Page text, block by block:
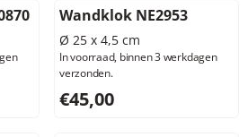
btw: 128,10
Wandklok NE2953
Ø 25 x 4,5 cm
In voorraad, binnen 3 werkdagen
verzonden.
Prijs: 45,00, exclusief btw:
€45,00